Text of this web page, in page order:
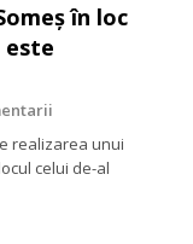
în loc
este
realizarea unui
celui de-al